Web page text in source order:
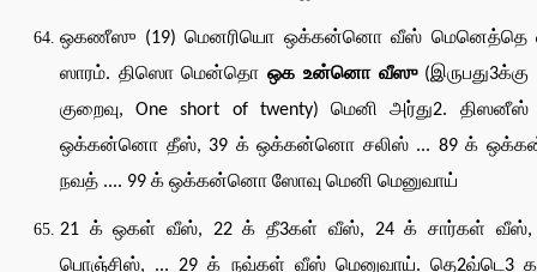
ஒகணீஸு (19) மெனரியொ ஒக்கன்னொ வீஸ் மெனெத்தெ
ஸாரம். திஸொ மென்தொஒக உன்னொ வீஸு
குறைவு, One short of twenty) மெனி அர்து2.
ஒக்கன்னொ தீஸ், 39 க் ஒக்கன்னொ சலிஸ் ... 89 க்
நவத் .... 99 க் ஒக்கன்னொ ஸோவு மெனி மெனுவாய்
21 க் ஒகள் வீஸ், 22 க் தீ3கள் வீஸ், 24 க் சார்கள் வீஸ்,
பொஞ்சிஸ், ... 29 க் நவ்கள் வீஸ் மெனுவாய். தெ2வ்டெ3